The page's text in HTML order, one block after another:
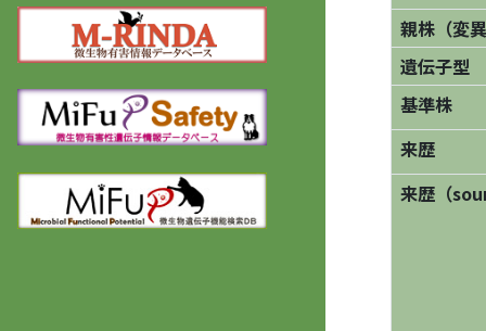
親株（変
遺伝子型
基準株
来歴
来歴（